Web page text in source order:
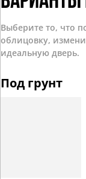
Выберите то, что
облицовку,
идеальную дверь.
Под грунт